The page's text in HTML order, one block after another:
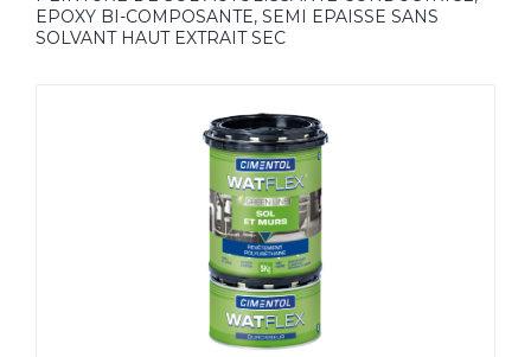
EPOXY BI-COMPOSANTE, SEMI EPAISSE SANS
SOLVANT HAUT EXTRAIT SEC